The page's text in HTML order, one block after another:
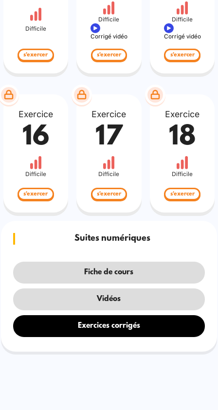
Difficile
s'exercer
Difficile
Corrigé vidéo
s'exercer
Difficile
Corrigé vidéo
s'exercer
Exercice
16
Difficile
s'exercer
Exercice
17
Difficile
s'exercer
Exercice
18
Difficile
s'exercer
Suites numériques
Fiche de cours
Vidéos
Exercices corrigés